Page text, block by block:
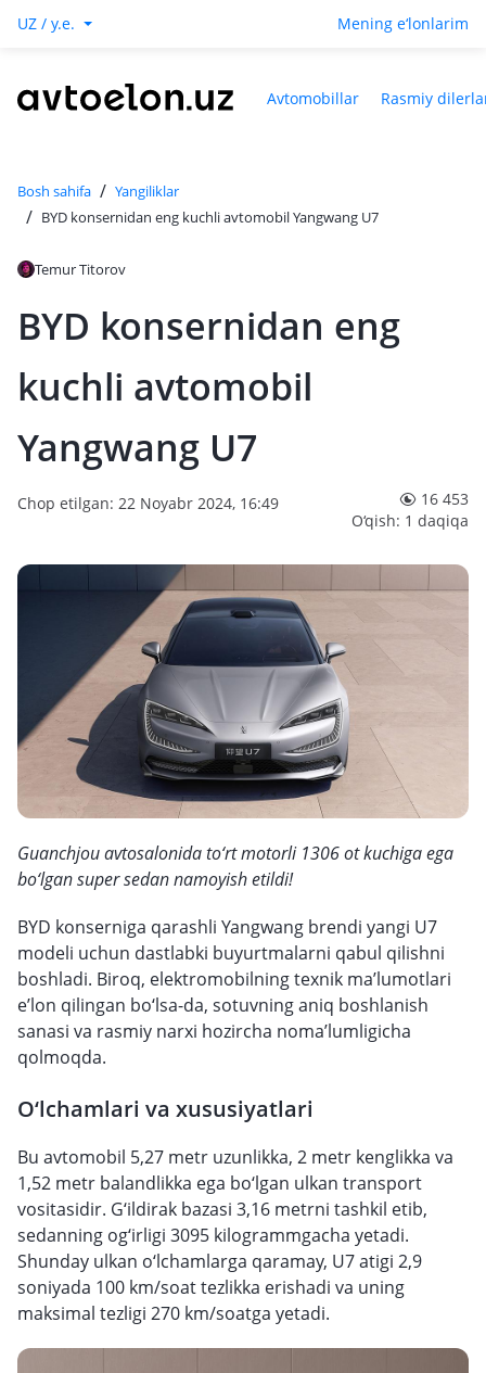
UZ / y.e. Mening e‘lonlarim
Avtomobillar Rasmiy
Bosh sahifa / Yangiliklar
/ BYD konsernidan eng kuchli avtomobil Yangwang U7
Temur Titorov
BYD konsernidan eng
kuchli avtomobil
Yangwang U7
Chop etilgan: 22 Noyabr 2024, 16:49
16 453
O‘qish: 1 daqiqa
Guanchjou avtosalonida to‘rt motorli 1306 ot kuchiga ega
bo‘lgan super sedan namoyish etildi!
BYD konserniga qarashli Yangwang brendi yangi U7
modeli uchun dastlabki buyurtmalarni qabul qilishni
boshladi. Biroq, elektromobilning texnik ma’lumotlari
e’lon qilingan bo‘lsa-da, sotuvning aniq boshlanish
sanasi va rasmiy narxi hozircha noma’lumligicha
qolmoqda.
O‘lchamlari va xususiyatlari
Bu avtomobil 5,27 metr uzunlikka, 2 metr kenglikka va
1,52 metr balandlikka ega bo‘lgan ulkan transport
vositasidir. G‘ildirak bazasi 3,16 metrni tashkil etib,
sedanning og‘irligi 3095 kilogrammgacha yetadi.
Shunday ulkan o‘lchamlarga qaramay, U7 atigi 2,9
soniyada 100 km/soat tezlikka erishadi va uning
maksimal tezligi 270 km/soatga yetadi.